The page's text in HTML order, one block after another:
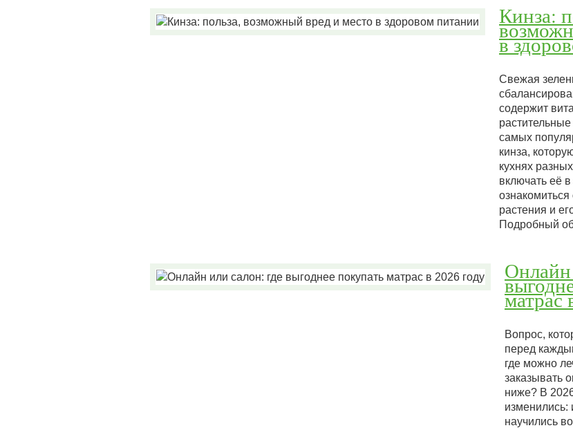
Кинза:
в
Свежая
содержит
самых
кинза,
кухнях
включать её
ознакомиться
растения и
Подробный
Онлайн
матрас
Вопрос,
перед
где можно
заказывать
ниже? В
изменились:
научились